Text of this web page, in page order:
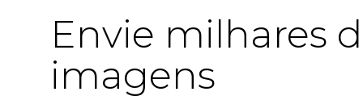
Envie milhares
imagens